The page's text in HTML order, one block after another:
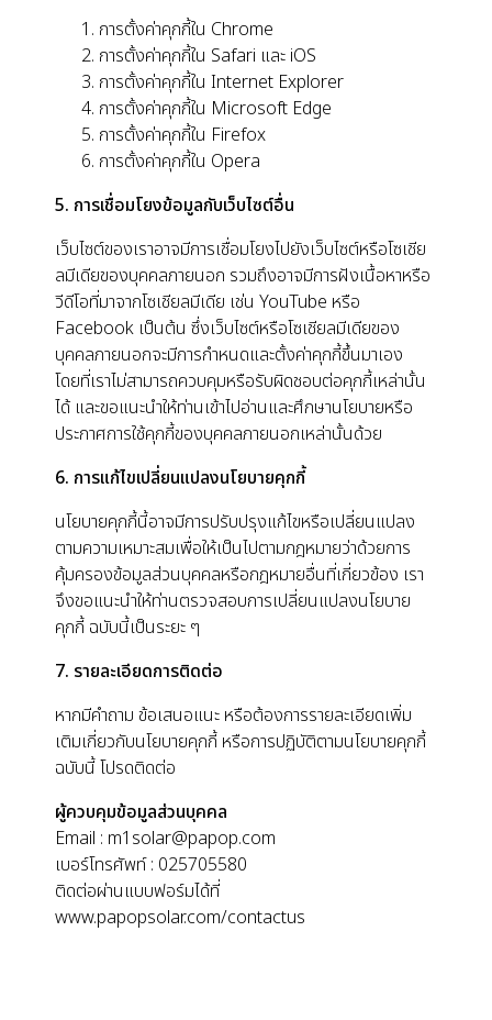
การตั้งค่าคุกกี้ใน Chrome
การตั้งค่าคุกกี้ใน Safari และ iOS
การตั้งค่าคุกกี้ใน Internet Explorer
การตั้งค่าคุกกี้ใน Microsoft Edge
การตั้งค่าคุกกี้ใน Firefox
การตั้งค่าคุกกี้ใน Opera
5. การเชื่อมโยงข้อมูลกับเว็บไซต์อื่น
เว็บไซต์ของเราอาจมีการเชื่อมโยงไปยังเว็บไซต์หรือโซเชีย
ลมีเดียของบุคคลภายนอก รวมถึงอาจมีการฝังเนื้อหาหรือ
วีดีโอที่มาจากโซเชียลมีเดีย เช่น YouTube หรือ
Facebook เป็นต้น ซึ่งเว็บไซต์หรือโซเชียลมีเดียของ
บุคคลภายนอกจะมีการกำหนดและตั้งค่าคุกกี้ขึ้นมาเอง
โดยที่เราไม่สามารถควบคุมหรือรับผิดชอบต่อคุกกี้เหล่านั้น
ได้ และขอแนะนำให้ท่านเข้าไปอ่านและศึกษานโยบายหรือ
ประกาศการใช้คุกกี้ของบุคคลภายนอกเหล่านั้นด้วย
6. การแก้ไขเปลี่ยนแปลงนโยบายคุกกี้
นโยบายคุกกี้นี้อาจมีการปรับปรุงแก้ไขหรือเปลี่ยนแปลง
ตามความเหมาะสมเพื่อให้เป็นไปตามกฎหมายว่าด้วยการ
คุ้มครองข้อมูลส่วนบุคคลหรือกฎหมายอื่นที่เกี่ยวข้อง เรา
จึงขอแนะนำให้ท่านตรวจสอบการเปลี่ยนแปลงนโยบาย
คุกกี้ ฉบับนี้เป็นระยะ ๆ
7. รายละเอียดการติดต่อ
หากมีคำถาม ข้อเสนอแนะ หรือต้องการรายละเอียดเพิ่ม
เติมเกี่ยวกับนโยบายคุกกี้ หรือการปฏิบัติตามนโยบายคุกกี้
ฉบับนี้ โปรดติดต่อ
ผู้ควบคุมข้อมูลส่วนบุคคล
Email : m1solar@papop.com
เบอร์โทรศัพท์ : 025705580
ติดต่อผ่านแบบฟอร์มได้ที่
www.papopsolar.com/contactus